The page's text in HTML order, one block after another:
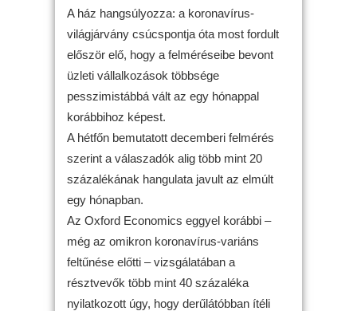
A ház hangsúlyozza: a koronavírus-
világjárvány csúcspontja óta most fordult
először elő, hogy a felméréseibe bevont
üzleti vállalkozások többsége
pesszimistábbá vált az egy hónappal
korábbihoz képest.
A hétfőn bemutatott decemberi felmérés
szerint a válaszadók alig több mint 20
százalékának hangulata javult az elmúlt
egy hónapban.
Az Oxford Economics eggyel korábbi –
még az omikron koronavírus-variáns
feltűnése előtti – vizsgálatában a
résztvevők több mint 40 százaléka
nyilatkozott úgy, hogy derűlátóbban ítéli